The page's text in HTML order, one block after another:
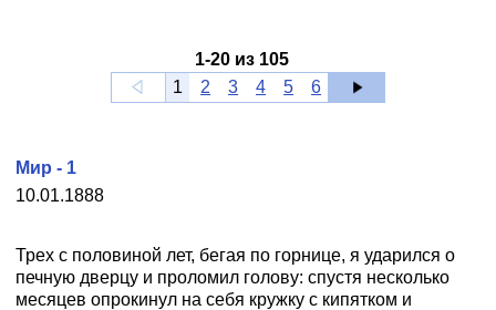
1-20 из 105
1
2 3 4 5 6
10.01.1888
Мир - 1
Трех с половиной лет, бегая по горнице, я ударился о
печную дверцу и проломил голову: спустя несколько
месяцев опрокинул на себя кружку с кипятком и